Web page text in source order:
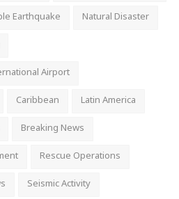
Earthquake Natural Disaster
Airport
Caribbean Latin America
Breaking News
Rescue Operations
Seismic Activity